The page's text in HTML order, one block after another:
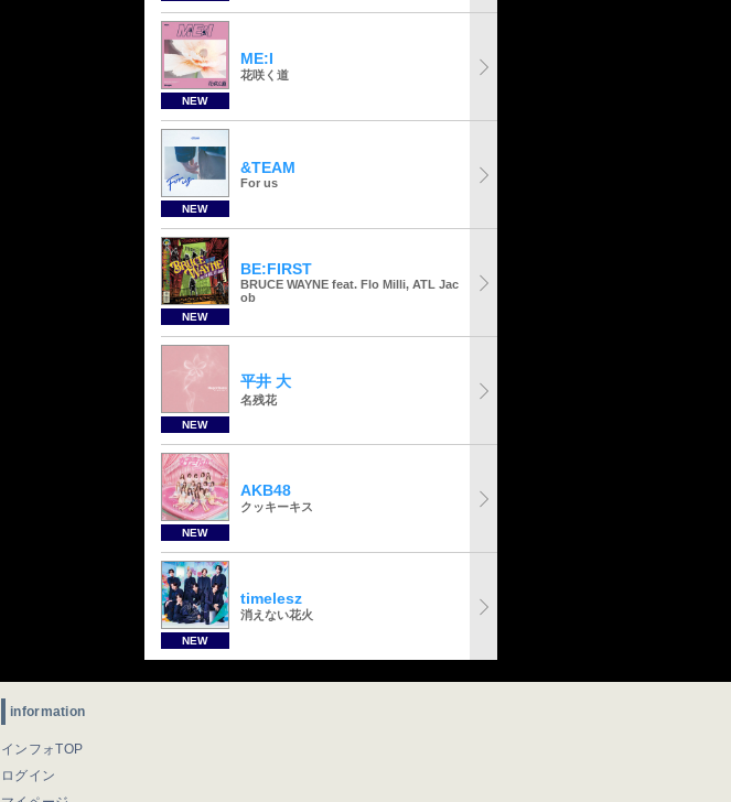
NEW
ME:I
花咲く道
NEW
&TEAM
For us
NEW
BE:FIRST
BRUCE WAYNE feat. Flo Milli, ATL Jac
ob
NEW
平井 大
名残花
NEW
AKB48
クッキーキス
NEW
timelesz
消えない花火
information
インフォTOP
ログイン